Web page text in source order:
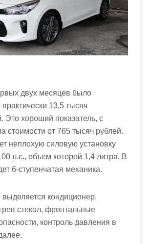
двух месяцев было
13,5 тысяч
Это хороший показатель, с
стоимости от 765 тысяч рублей.
неплохую силовую установку
л.с., объем которой 1,4 литра. В
6-ступенчатая механика.
кондиционер,
стекол, фронтальные
контроль давления в